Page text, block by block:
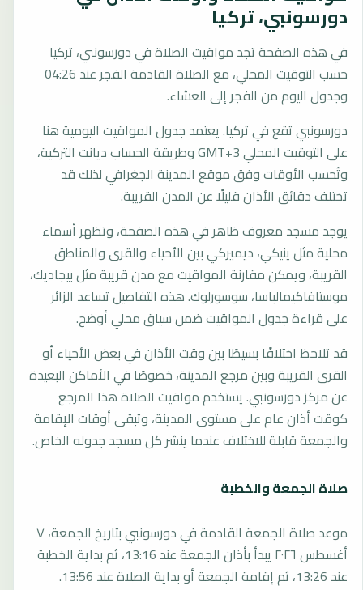
دورسونبي، تركيا
في هذه الصفحة تجد مواقيت الصلاة في دورسونبي، تركيا
حسب التوقيت المحلي، مع الصلاة القادمة الفجر عند 04:26
وجدول اليوم من الفجر إلى العشاء.
دورسونبي تقع في تركيا. يعتمد جدول المواقيت اليومية هنا
على التوقيت المحلي GMT+3 وطريقة الحساب ديانت التركية،
وتُحسب الأوقات وفق موقع المدينة الجغرافي لذلك قد
تختلف دقائق الأذان قليلًا عن المدن القريبة.
يوجد مسجد معروف ظاهر في هذه الصفحة، وتظهر أسماء
محلية مثل ينيكي، ديميركي بين الأحياء والقرى والمناطق
القريبة، ويمكن مقارنة المواقيت مع مدن قريبة مثل بيجاديك،
موستافاكيمالباسا، سوسورلوك. هذه التفاصيل تساعد الزائر
على قراءة جدول المواقيت ضمن سياق محلي أوضح.
قد تلاحظ اختلافًا بسيطًا بين وقت الأذان في بعض الأحياء أو
القرى القريبة وبين مرجع المدينة، خصوصًا في الأماكن البعيدة
عن مركز دورسونبي. يستخدم مواقيت الصلاة هذا المرجع
كوقت أذان عام على مستوى المدينة، وتبقى أوقات الإقامة
والجمعة قابلة للاختلاف عندما ينشر كل مسجد جدوله الخاص.
صلاة الجمعة والخطبة
موعد صلاة الجمعة القادمة في دورسونبي بتاريخ الجمعة، ٧
أغسطس ٢٠٢٦ يبدأ بأذان الجمعة عند 13:16، ثم بداية الخطبة
عند 13:26، ثم إقامة الجمعة أو بداية الصلاة عند 13:56.